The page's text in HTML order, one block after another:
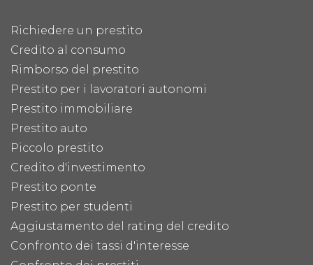
Richiedere un prestito
Credito al consumo
Rimborso del prestito
Prestito per i lavoratori autonomi
Prestito immobiliare
Prestito auto
Piccolo prestito
Credito d'investimento
Prestito ponte
Prestito per studenti
Aggiustamento del rating del credito
Confronto dei tassi d'interesse